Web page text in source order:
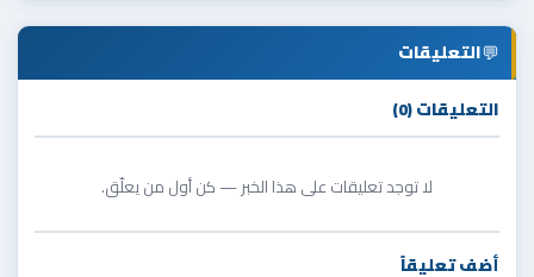
💬التعليقات
التعليقات (0)
لا توجد تعليقات على هذا الخبر — كن أول من يعلّق.
أضف تعليقاً